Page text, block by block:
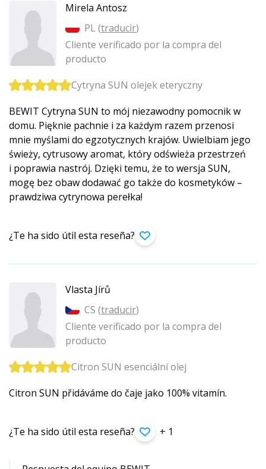
Mirela Antosz
PL (traducir)
Cliente verificado por la compra del
producto
Cytryna SUN olejek eteryczny
BEWIT Cytryna SUN to mój niezawodny pomocnik w
domu. Pięknie pachnie i za każdym razem przenosi
mnie myślami do egzotycznych krajów. Uwielbiam jego
świeży, cytrusowy aromat, który odświeża przestrzeń
i poprawia nastrój. Dzięki temu, że to wersja SUN,
mogę bez obaw dodawać go także do kosmetyków –
prawdziwa cytrynowa perełka!
¿Te ha sido útil esta reseña?
Vlasta Jírů
CS (traducir)
Cliente verificado por la compra del
producto
Citron SUN esenciální olej
Citron SUN přidáváme do čaje jako 100% vitamín.
¿Te ha sido útil esta reseña? + 1